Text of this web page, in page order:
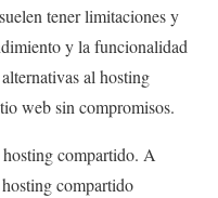
tener limitaciones y
y la funcionalidad
al hosting
web sin compromisos.
compartido. A
compartido